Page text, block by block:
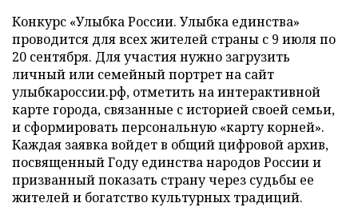
Конкурс «Улыбка России. Улыбка единства»
проводится для всех жителей страны с 9 июля по
20 сентября. Для участия нужно загрузить
личный или семейный портрет на сайт
улыбкароссии.рф, отметить на интерактивной
карте города, связанные с историей своей семьи,
и сформировать персональную «карту корней».
Каждая заявка войдет в общий цифровой архив,
посвященный Году единства народов России и
призванный показать страну через судьбы ее
жителей и богатство культурных традиций.